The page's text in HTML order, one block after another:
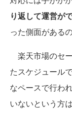
り返して運営が
った側面がある
楽天市場のセ
たスケジュール
なペースで行わ
いないという方